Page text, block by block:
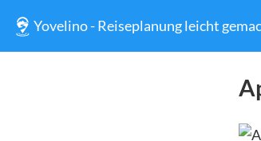
Yovelino - Reiseplanung leicht